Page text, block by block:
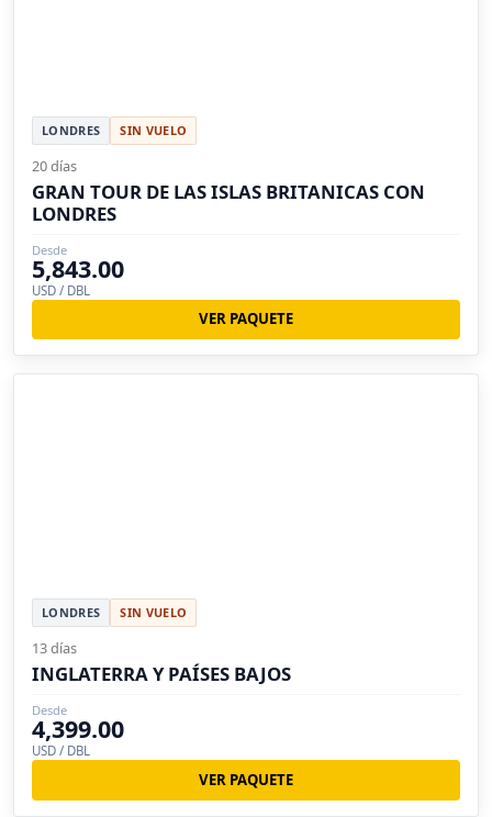
LONDRES SIN VUELO
20 días
GRAN TOUR DE LAS ISLAS BRITANICAS CON
LONDRES
Desde
5,843.00
USD / DBL
VER PAQUETE
LONDRES SIN VUELO
13 días
INGLATERRA Y PAÍSES BAJOS
Desde
4,399.00
USD / DBL
VER PAQUETE